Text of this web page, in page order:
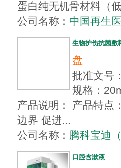
蛋白纯无机骨材料（
公司名称： 中国再生
生物护伤抗菌敷
盘
批准文号
规格：
产品说明： 产品特点
边界 促进...
公司名称： 腾科宝迪
口腔含漱液